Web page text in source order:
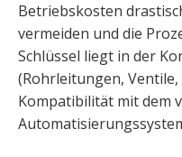
Betriebskosten
vermeiden und die
Schlüssel liegt in der
(Rohrleitungen,
Kompatibilität mit dem